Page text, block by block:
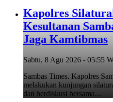
‎Kapolres
Kesultanan
Jaga Kamtibmas
Sabtu, 8 Agu 2026 - 05:55
Sambas Times. Kapolres
melakukan kunjungan
dan berdiskusi bersama…